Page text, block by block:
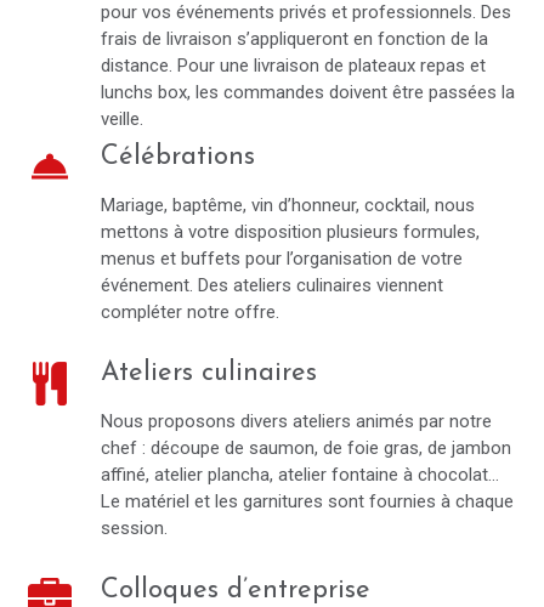
pour vos événements privés et professionnels. Des
frais de livraison s’appliqueront en fonction de la
distance. Pour une livraison de plateaux repas et
lunchs box, les commandes doivent être passées la
veille.
room_service Célébrations
Mariage, baptême, vin d’honneur, cocktail, nous
mettons à votre disposition plusieurs formules,
menus et buffets pour l’organisation de votre
événement. Des ateliers culinaires viennent
compléter notre offre.
Ateliers culinaires
Nous proposons divers ateliers animés par notre
chef : découpe de saumon, de foie gras, de jambon
affiné, atelier plancha, atelier fontaine à chocolat…
Le matériel et les garnitures sont fournies à chaque
session.
Colloques d’entreprise